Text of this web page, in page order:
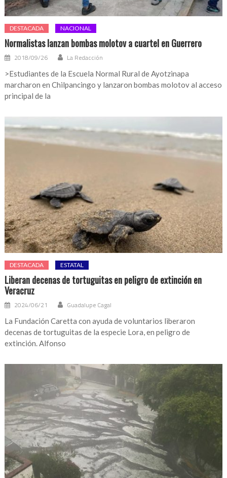
DESTACADA NACIONAL
Normalistas lanzan bombas molotov a cuartel en Guerrero
2018/09/26 La Redacción
>Estudiantes de la Escuela Normal Rural de Ayotzinapa
marcharon en Chilpancingo y lanzaron bombas molotov al acceso
principal de la
DESTACADA ESTATAL
Liberan decenas de tortuguitas en peligro de extinción en
Veracruz
2024/06/21 Guadalupe Cagal
La Fundación Caretta con ayuda de voluntarios liberaron
decenas de tortuguitas de la especie Lora, en peligro de
extinción. Alfonso